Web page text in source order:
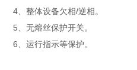
4、整体设备欠相/逆相。
5、无熔丝保护开关。
6、运行指示等保护。